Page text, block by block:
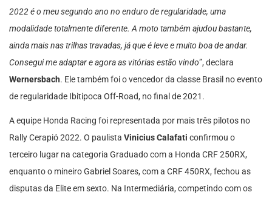
2022 é o meu segundo ano no enduro de regularidade, uma
modalidade totalmente diferente. A moto também ajudou bastante,
ainda mais nas trilhas travadas, já que é leve e muito boa de andar.
Consegui me adaptar e agora as vitórias estão vindo”, declara
Wernersbach. Ele também foi o vencedor da classe Brasil no evento
de regularidade Ibitipoca Off-Road, no final de 2021.
A equipe Honda Racing foi representada por mais três pilotos no
Rally Cerapió 2022. O paulista Vinicius Calafati confirmou o
terceiro lugar na categoria Graduado com a Honda CRF 250RX,
enquanto o mineiro Gabriel Soares, com a CRF 450RX, fechou as
disputas da Elite em sexto. Na Intermediária, competindo com os